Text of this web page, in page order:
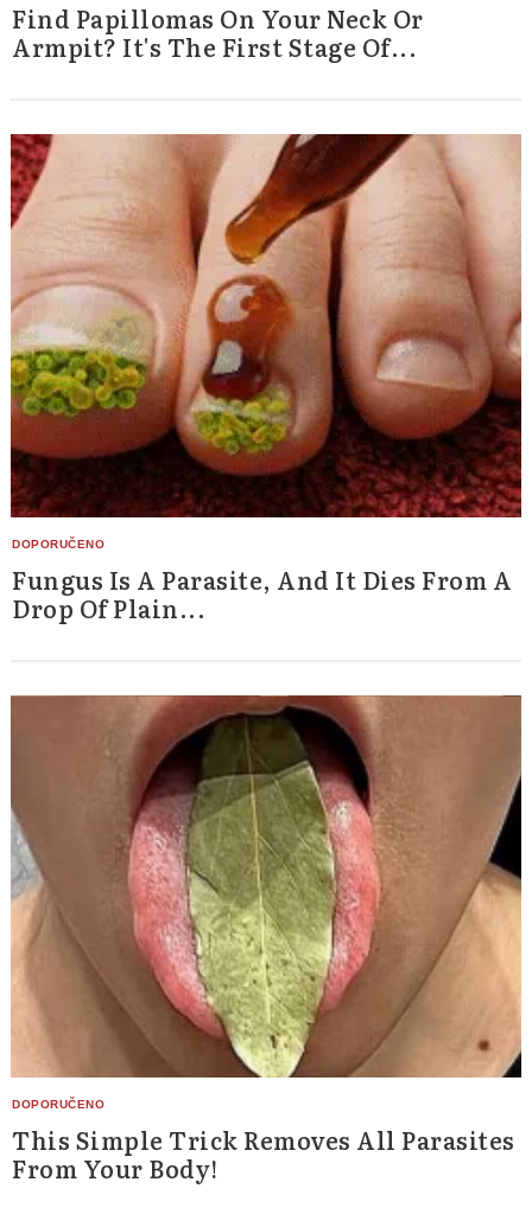
Find Papillomas On Your Neck Or
Armpit? It's The First Stage Of...
Fungus Is A Parasite, And It Dies From A
Drop Of Plain...
This Simple Trick Removes All Parasites
From Your Body!
Search